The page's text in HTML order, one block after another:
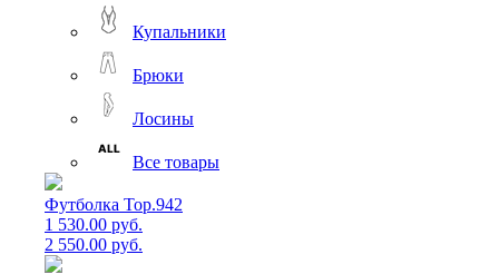
Купальники
Брюки
Лосины
Все товары
Футболка Top.942
1 530.00 руб.
2 550.00 руб.